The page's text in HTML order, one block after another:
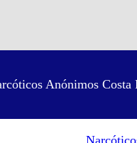
Anónimos Costa